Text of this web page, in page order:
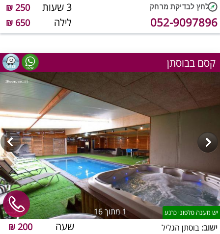
3 שעות 250 ₪
לילה 650 ₪ 052-9097896
קסם בבוסתן
1מתוך 16 יש מענה טלפוני כרגע
שעה 200 ₪ ישוב: בוסתן הגליל